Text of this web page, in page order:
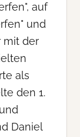
auf
und
mit der
als
den 1.
Daniel